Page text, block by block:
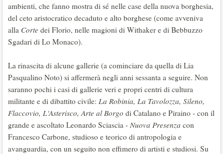
ambienti, che fanno mostra di sé nelle case della nuova borghesia,
del ceto aristocratico decaduto e alto borghese (come avveniva
alla Corte dei Florio, nelle magioni di Withaker e di Bebbuzzo
Sgadari di Lo Monaco).
La rinascita di alcune gallerie (a cominciare da quella di Lia
Pasqualino Noto) si affermerà negli anni sessanta a seguire. Non
saranno pochi i casi di gallerie veri e propri centri di cultura
militante e di dibattito civile: La Robinia, La Tavolozza, Sileno,
Flaccovio, L'Asterisco, Arte al Borgo di Catalano e Piraino - con il
grande e ascoltato Leonardo Sciascia - Nuova Presenza con
Francesco Carbone, studioso e teorico di antropologia e
avanguardia, con un seguito non effimero di artisti e studiosi. Su